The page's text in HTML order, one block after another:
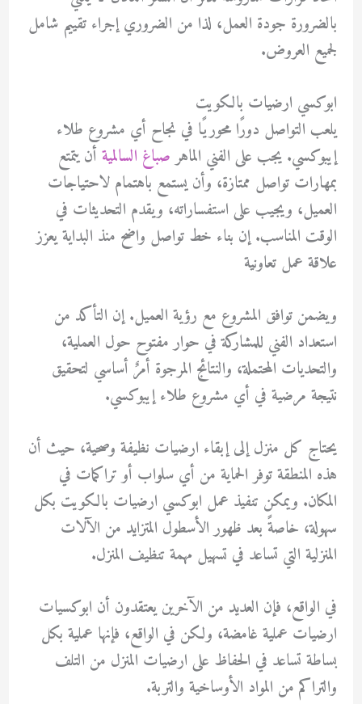
بالضرورة جودة العمل، لذا من الضروري إجراء تقييم شامل
لجميع العروض.
ابوكسي ارضيات بالكويت
يلعب التواصل دورًا محوريًا في نجاح أي مشروع طلاء
إيبوكسي. يجب على الفني الماهرصباغ السالمية أن يتمتع
بمهارات تواصل ممتازة، وأن يستمع باهتمام لاحتياجات
العميل، ويجيب على استفساراته، ويقدم التحديثات في
الوقت المناسب. إن بناء خط تواصل واضح منذ البداية يعزز
علاقة عمل تعاونية
ويضمن توافق المشروع مع رؤية العميل. إن التأكد من
استعداد الفني للمشاركة في حوار مفتوح حول العملية،
والتحديات المحتملة، والنتائج المرجوة أمرٌ أساسي لتحقيق
نتيجة مرضية في أي مشروع طلاء إيبوكسي.
يحتاج كل منزل إلى إبقاء ارضيات نظيفة وصحية، حيث أن
هذه المنطقة توفر الحماية من أي سلواب أو تراكمات في
المكان. ويمكن تنفيذ عمل ابوكسي ارضيات بالكويت بكل
سهولة، خاصةً بعد ظهور الأسطول المتزايد من الآلات
المنزلية التي تساعد في تسهيل مهمة تنظيف المنزل.
في الواقع، فإن العديد من الآخرين يعتقدون أن ابوكسيات
ارضيات عملية غامضة، ولكن في الواقع، فإنها عملية بكل
بساطة تساعد في الحفاظ على ارضيات المنزل من التلف
والتراكم من المواد الأوساخية والتربة.